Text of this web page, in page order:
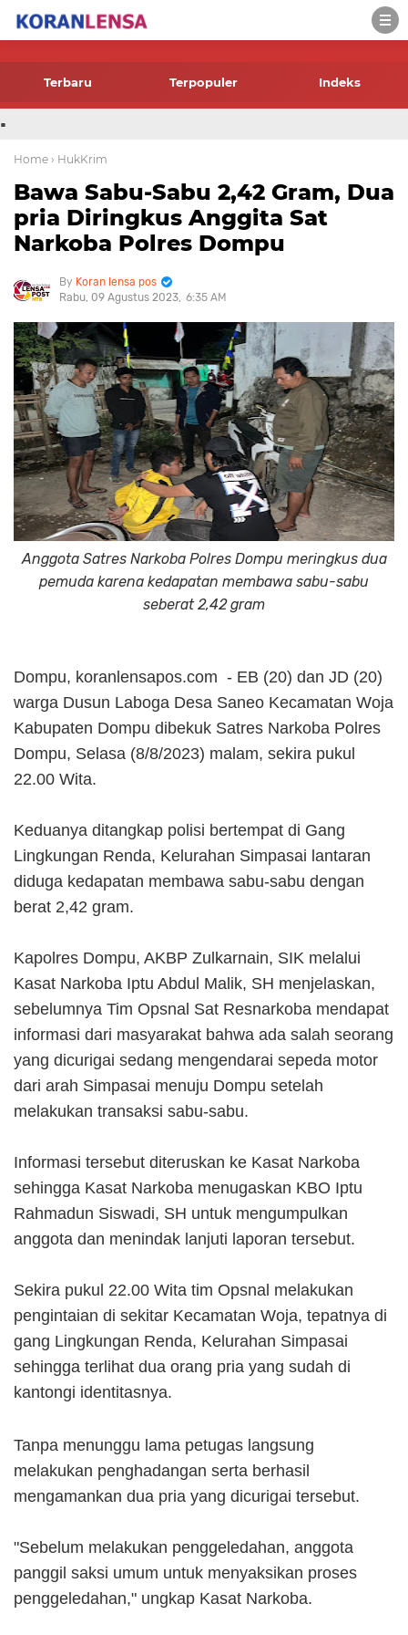
-->
Terbaru Terpopuler Indeks
.
Home › HukKrim
Bawa Sabu-Sabu 2,42 Gram, Dua
pria Diringkus Anggita Sat
Narkoba Polres Dompu
Koran lensa pos
Rabu, 09 Agustus 2023 6:35 AM
Anggota Satres Narkoba Polres Dompu meringkus dua
pemuda karena kedapatan membawa sabu-sabu
seberat 2,42 gram
Dompu, koranlensapos.com - EB (20) dan JD (20)
warga Dusun Laboga Desa Saneo Kecamatan Woja
Kabupaten Dompu dibekuk Satres Narkoba Polres
Dompu, Selasa (8/8/2023) malam, sekira pukul
22.00 Wita.
Keduanya ditangkap polisi bertempat di Gang
Lingkungan Renda, Kelurahan Simpasai lantaran
diduga kedapatan membawa sabu-sabu dengan
berat 2,42 gram.
Kapolres Dompu, AKBP Zulkarnain, SIK melalui
Kasat Narkoba Iptu Abdul Malik, SH menjelaskan,
sebelumnya Tim Opsnal Sat Resnarkoba mendapat
informasi dari masyarakat bahwa ada salah seorang
yang dicurigai sedang mengendarai sepeda motor
dari arah Simpasai menuju Dompu setelah
melakukan transaksi sabu-sabu.
Informasi tersebut diteruskan ke Kasat Narkoba
sehingga Kasat Narkoba menugaskan KBO Iptu
Rahmadun Siswadi, SH untuk mengumpulkan
anggota dan menindak lanjuti laporan tersebut.
Sekira pukul 22.00 Wita tim Opsnal melakukan
pengintaian di sekitar Kecamatan Woja, tepatnya di
gang Lingkungan Renda, Kelurahan Simpasai
sehingga terlihat dua orang pria yang sudah di
kantongi identitasnya.
Tanpa menunggu lama petugas langsung
melakukan penghadangan serta berhasil
mengamankan dua pria yang dicurigai tersebut.
"Sebelum melakukan penggeledahan, anggota
panggil saksi umum untuk menyaksikan proses
penggeledahan," ungkap Kasat Narkoba.